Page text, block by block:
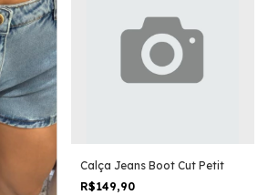
Calça Jeans Boot Cut Petit
R$149,90